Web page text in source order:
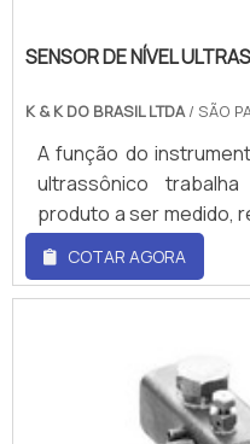
SENSOR DE NÍVEL
K & K DO BRASIL LTDA/ SÃO
A função do
ultrassônico
produto a ser medido,
precisas de nível ou
medição de líquidos
livres de
ultrassônico pelo
silos e reservatórios; -
como água,
COTAR AGORA